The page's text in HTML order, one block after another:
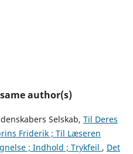
author(s)
Selskab, Til Deres
Friderik ; Til Læseren
; Indhold ; Trykfeil , Det